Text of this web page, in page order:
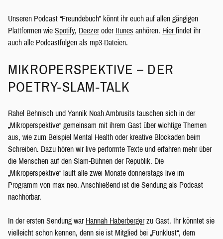
Unseren Podcast “Freundebuch” könnt ihr euch auf allen gängigen
Plattformen wie Spotify, Deezeroder Itunes anhören. Hierfindet ihr
auch alle Podcastfolgen als mp3-Dateien.
MIKROPERSPEKTIVE – DER
POETRY-SLAM-TALK
Rahel Behnisch und Yannik Noah Ambrusits tauschen sich in der
„Mikroperspektive“ gemeinsam mit ihrem Gast über wichtige Themen
aus, wie zum Beispiel Mental Health oder kreative Blockaden beim
Schreiben. Dazu hören wir live performte Texte und erfahren mehr über
die Menschen auf den Slam-Bühnen der Republik. Die
„Mikroperspektive“ läuft alle zwei Monate donnerstags live im
Programm von max neo. Anschließend ist die Sendung als Podcast
nachhörbar.
In der ersten Sendung war Hannah Haberbergerzu Gast. Ihr könntet sie
vielleicht schon kennen, denn sie ist Mitglied bei „Funklust“, dem